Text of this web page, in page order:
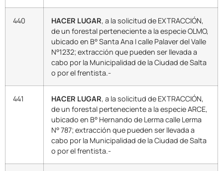
440 HACER LUGAR, a la solicitud de EXTRACCIÓN,
de un forestal perteneciente a la especie OLMO,
ubicado en B° Santa Ana I calle Palaver del Valle
N°1232; extracción que pueden ser llevada a
cabo por la Municipalidad de la Ciudad de Salta
o por el frentista.-
441 HACER LUGAR, a la solicitud de EXTRACCIÓN,
de un forestal perteneciente a la especie ARCE,
ubicado en B° Hernando de Lerma calle Lerma
N° 787; extracción que pueden ser llevada a
cabo por la Municipalidad de la Ciudad de Salta
o por el frentista.-